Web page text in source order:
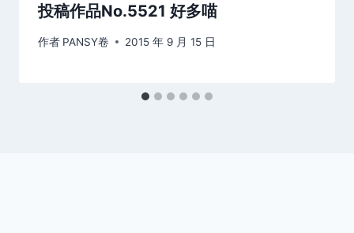
投稿作品No.5521 好多喵
作者 PANSY卷 2015 年 9 月 15 日